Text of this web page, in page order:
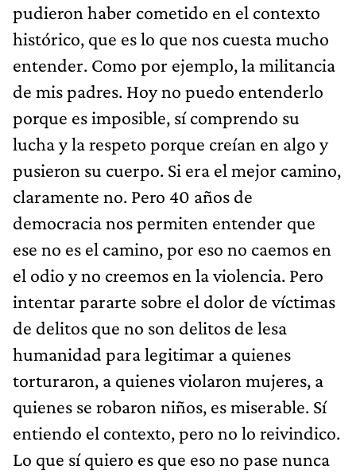
pudieron haber cometido en el contexto
histórico, que es lo que nos cuesta mucho
entender. Como por ejemplo, la militancia
de mis padres. Hoy no puedo entenderlo
porque es imposible, sí comprendo su
lucha y la respeto porque creían en algo y
pusieron su cuerpo. Si era el mejor camino,
claramente no. Pero 40 años de
democracia nos permiten entender que
ese no es el camino, por eso no caemos en
el odio y no creemos en la violencia. Pero
intentar pararte sobre el dolor de víctimas
de delitos que no son delitos de lesa
humanidad para legitimar a quienes
torturaron, a quienes violaron mujeres, a
quienes se robaron niños, es miserable. Sí
entiendo el contexto, pero no lo reivindico.
Lo que sí quiero es que eso no pase nunca